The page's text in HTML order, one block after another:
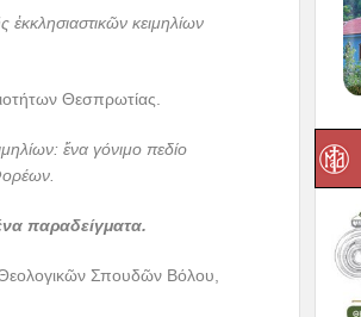
κειμηλίων
Θεσπρωτίας.
ἕνα γόνιμο πεδίο
παραδείγματα.
Σπουδῶν Βόλου,